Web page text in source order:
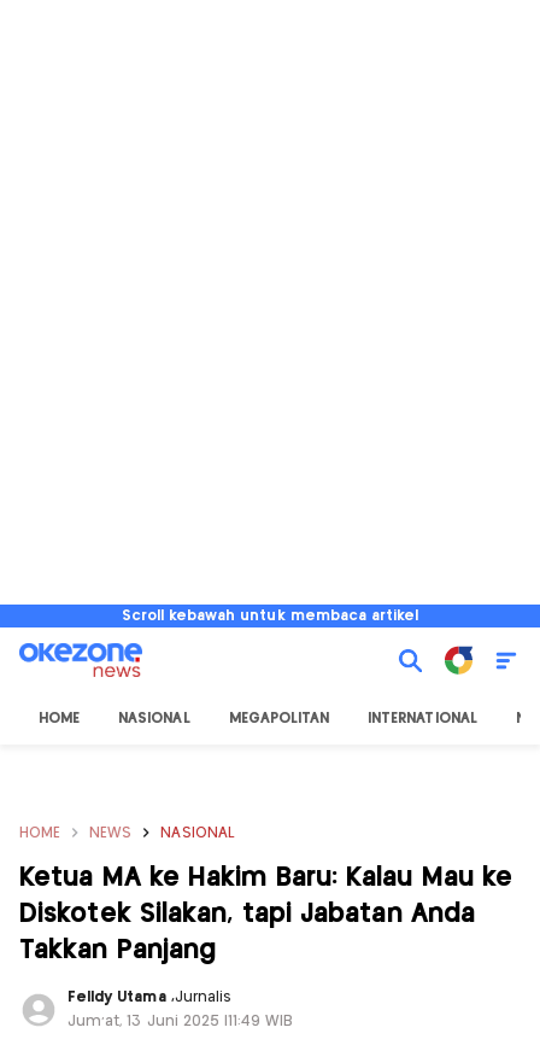
Scroll kebawah untuk membaca artikel
HOME NASIONAL MEGAPOLITAN INTERNATIONAL
HOME NEWS NASIONAL
Ketua MA ke Hakim Baru: Kalau Mau ke
Diskotek Silakan, tapi Jabatan Anda
Takkan Panjang
Felldy Utama ,Jurnalis
Jum'at, 13 Juni 2025 |11:49 WIB